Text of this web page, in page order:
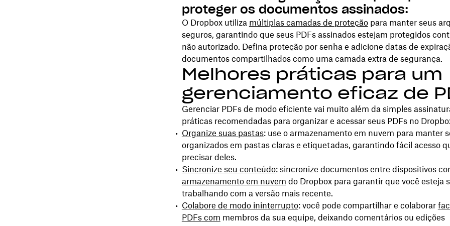
proteger os documentos assinados:
O Dropbox utiliza múltiplas camadas de proteçãopara manter seus
seguros, garantindo que seus PDFs assinados estejam protegidos
não autorizado. Defina proteção por senha e adicione datas de
documentos compartilhados como uma camada extra de segurança.
Melhores práticas para um
gerenciamento eficaz de
Gerenciar PDFs de modo eficiente vai muito além da simples
práticas recomendadas para organizar e acessar seus PDFs no
Organize suas pastas: use o armazenamento em nuvem para manter
organizados em pastas claras e etiquetadas, garantindo fácil acesso
precisar deles.
Sincronize seu conteúdo: sincronize documentos entre dispositivos
armazenamento em nuvem do Dropbox para garantir que você esteja
trabalhando com a versão mais recente.
Colabore de modo ininterrupto: você pode compartilhar e colaborar
PDFscom membros da sua equipe, deixando comentários ou edições